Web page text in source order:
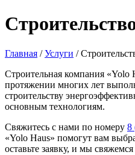
Главная /Услуги /
Строительная компания «Yolo
протяжении многих лет
строительству
основным технологиям.
Свяжитесь с нами по номеру 8
«Yolo Haus» помогут вам
оставьте заявку, и мы